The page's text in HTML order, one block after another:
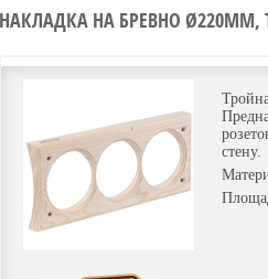
НАКЛАДКА НА БРЕВНО
стену.